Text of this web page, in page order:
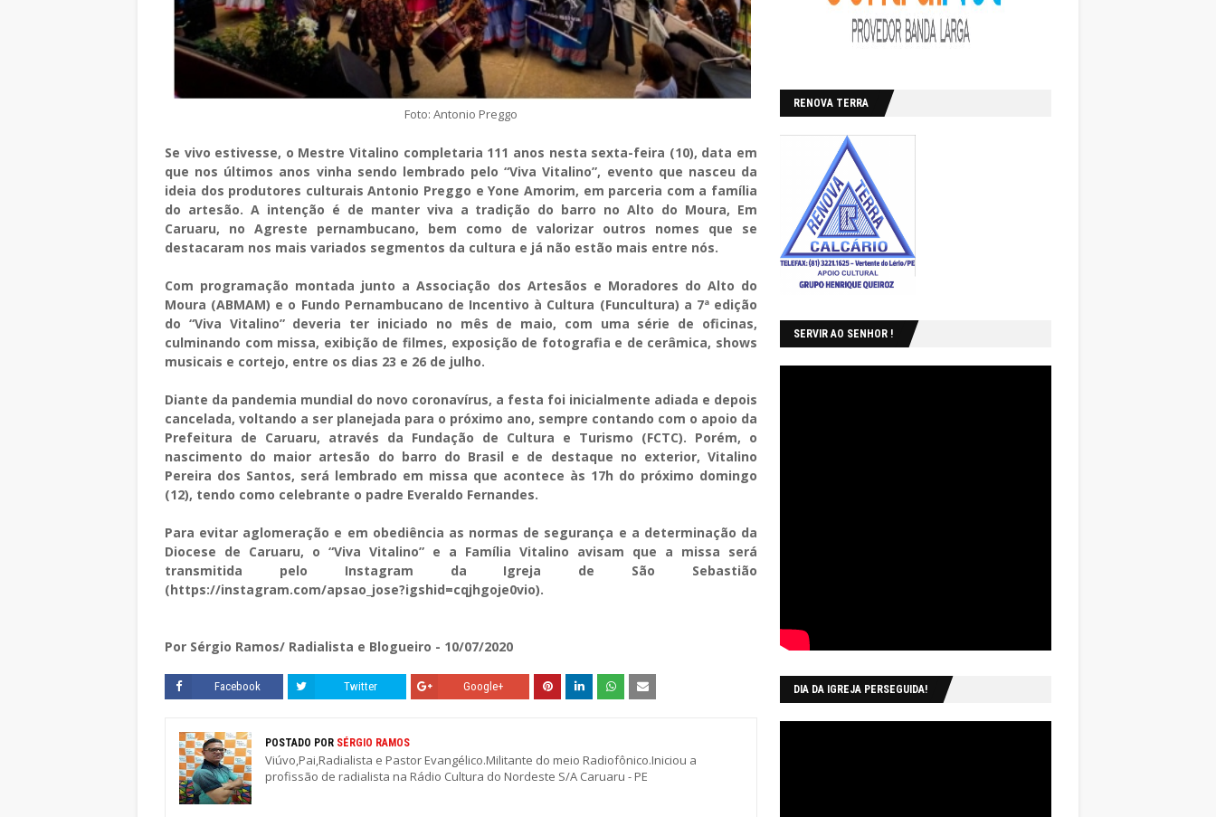
Foto: Antonio Preggo
Se vivo estivesse, o Mestre Vitalino completaria 111 anos nesta sexta-feira (10), data em
que nos últimos anos vinha sendo lembrado pelo “Viva Vitalino”, evento que nasceu da
ideia dos produtores culturais Antonio Preggo e Yone Amorim, em parceria com a família
do artesão. A intenção é de manter viva a tradição do barro no Alto do Moura, Em
Caruaru, no Agreste pernambucano, bem como de valorizar outros nomes que se
destacaram nos mais variados segmentos da cultura e já não estão mais entre nós.
Com programação montada junto a Associação dos Artesãos e Moradores do Alto do
Moura (ABMAM) e o Fundo Pernambucano de Incentivo à Cultura (Funcultura) a 7ª edição
do “Viva Vitalino” deveria ter iniciado no mês de maio, com uma série de oficinas,
culminando com missa, exibição de filmes, exposição de fotografia e de cerâmica, shows
musicais e cortejo, entre os dias 23 e 26 de julho.
Diante da pandemia mundial do novo coronavírus, a festa foi inicialmente adiada e depois
cancelada, voltando a ser planejada para o próximo ano, sempre contando com o apoio da
Prefeitura de Caruaru, através da Fundação de Cultura e Turismo (FCTC). Porém, o
nascimento do maior artesão do barro do Brasil e de destaque no exterior, Vitalino
Pereira dos Santos, será lembrado em missa que acontece às 17h do próximo domingo
(12), tendo como celebrante o padre Everaldo Fernandes.
Para evitar aglomeração e em obediência as normas de segurança e a determinação da
Diocese de Caruaru, o “Viva Vitalino” e a Família Vitalino avisam que a missa será
transmitida pelo Instagram da Igreja de São Sebastião
(https://instagram.com/apsao_jose?igshid=cqjhgoje0vio).
Por Sérgio Ramos/ Radialista e Blogueiro - 10/07/2020
Facebook Twitter Google+
POSTADO POR SÉRGIO RAMOS
Viúvo,Pai,Radialista e Pastor Evangélico.Militante do meio Radiofônico.Iniciou a
profissão de radialista na Rádio Cultura do Nordeste S/A Caruaru - PE
RENOVA TERRA
SERVIR AO SENHOR !
DIA DA IGREJA PERSEGUIDA!